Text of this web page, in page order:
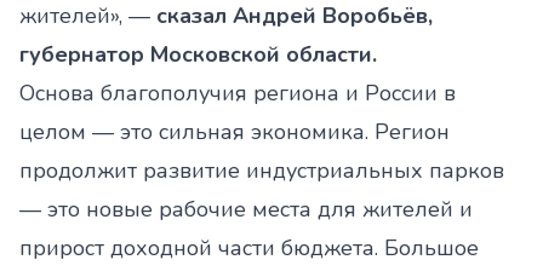
жителей», — сказал Андрей Воробьёв,
губернатор Московской области.
Основа благополучия региона и России в
целом — это сильная экономика. Регион
продолжит развитие индустриальных парков
— это новые рабочие места для жителей и
прирост доходной части бюджета. Большое